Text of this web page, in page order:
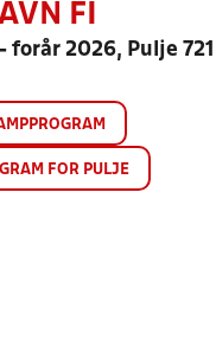
FI
forår 2026, Pulje 721
FOR PULJE